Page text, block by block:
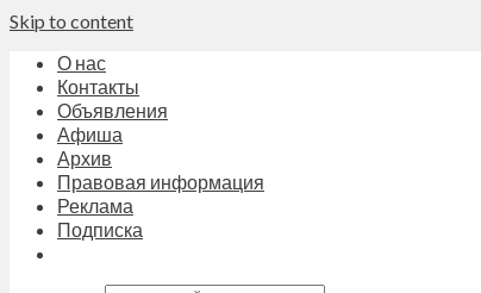
Skip to content
О нас
Контакты
Объявления
Афиша
Архив
Правовая информация
Реклама
Подписка